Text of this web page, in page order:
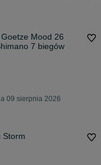
Mood 26
7 biegów
09 sierpnia 2026
Storm